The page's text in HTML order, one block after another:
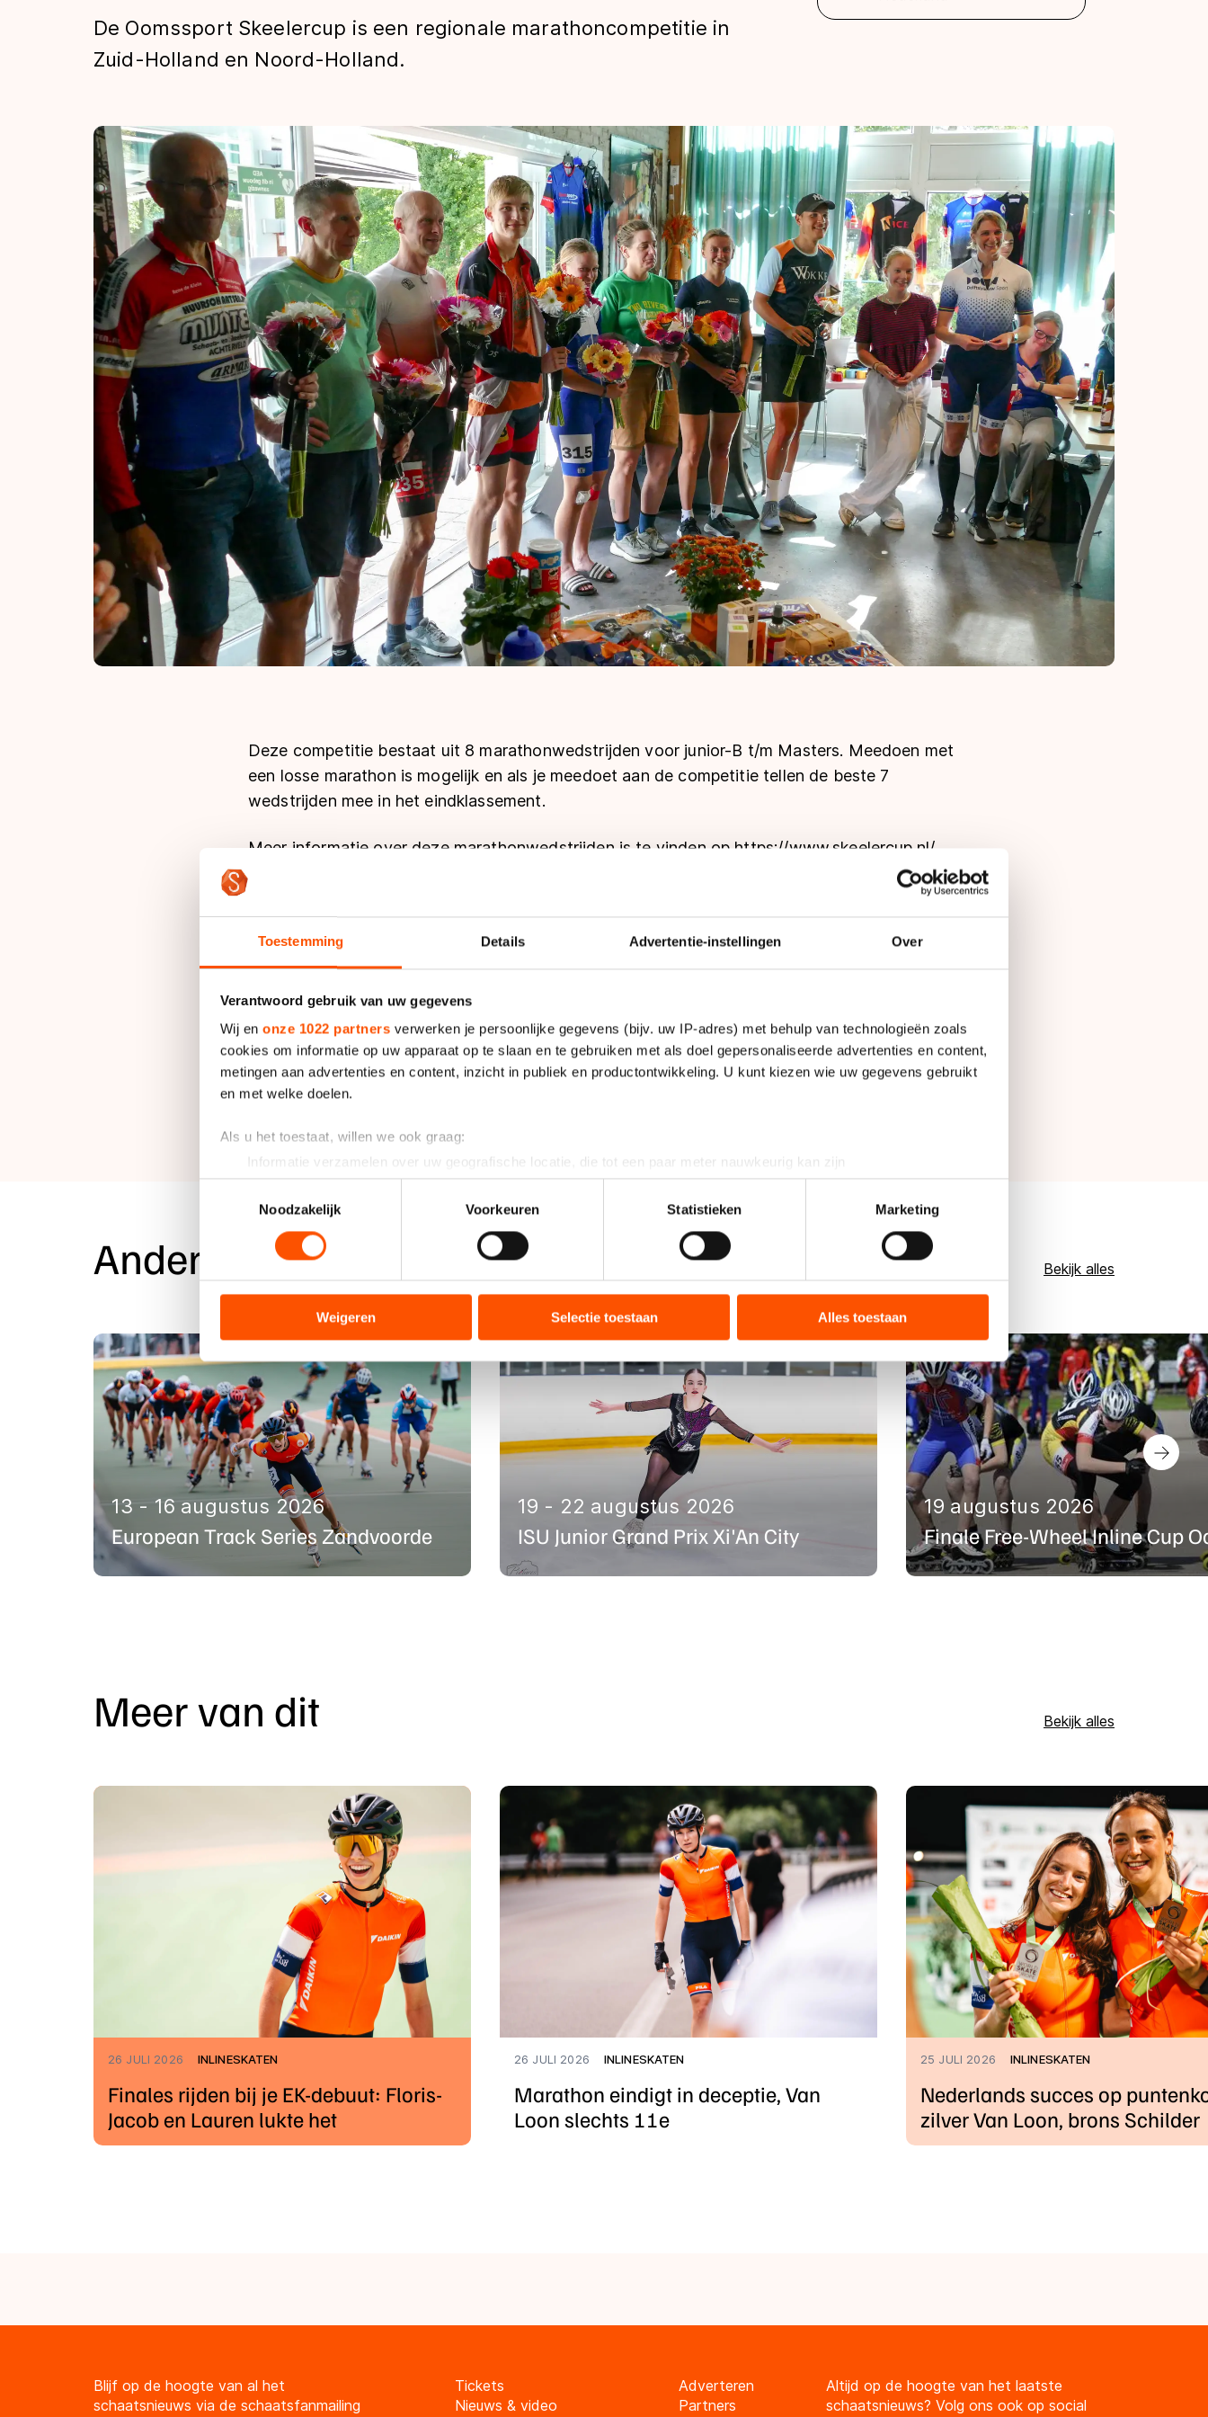
Toestemming Details Advertentie-instellingen Over
Verantwoord gebruik van uw gegevens
Wij en onze 1022 partners verwerken je persoonlijke gegevens (bijv. uw IP-adres) met behulp van technologieën zoals
cookies om informatie op uw apparaat op te slaan en te gebruiken met als doel gepersonaliseerde advertenties en content,
metingen aan advertenties en content, inzicht in publiek en productontwikkeling. U kunt kiezen wie uw gegevens gebruikt
en met welke doelen.
Als u het toestaat, willen we ook graag:
Informatie verzamelen over uw geografische locatie, die tot een paar meter nauwkeurig kan zijn
Uw apparaat identificeren door het actief te scannen op specifieke eigenschappen (fingerprinting)
Lees meer over hoe uw persoonlijke gegevens worden verwerkt en stel uw voorkeuren in het
detailgedeeltein. U kunt uw
toestemming op elk moment wijzigen of intrekken in de Cookieverklaring.
analyseren. We delen informatie over uw gebruik van onze site met onze partners voor social media, advertenties en
analyse. Zij kunnen deze combineren met andere gegevens die u aan hen heeft verstrekt of die zij hebben verzameld via
hun services. Sommige partners kunnen gegevens doorgeven aan landen buiten de EU, zoals de VS, waar mogelijk geen
adequaat beschermingsniveau geldt volgens de GDPR. Door op ‘Toestaan’ te klikken, stemt u in met deze overdracht.
Meer informatie vindt u in onscookiebeleid
Noodzakelijk
Voorkeuren Statistieken Marketing
Weigeren Selectie toestaan Alles toestaan
Tijden & historie
Schaatsfans
Olympische Spelen
De Oomssport Skeelercup is een regionale marathoncompetitie in
Zuid-Holland en Noord-Holland.
Deze competitie bestaat uit 8 marathonwedstrijden voor junior-B t/m Masters. Meedoen met
een losse marathon is mogelijk en als je meedoet aan de competitie tellen de beste 7
wedstrijden mee in het eindklassement.
Meer informatie over deze marathonwedstrijden is te vinden op https://www.skeelercup.nl/
Informatie
Deelnemerslijst
Deelnemers kunnen zich hier inschrijven.
Programma
Andere evenementen Bekijk alles
13 - 16 augustus 2026
European Track Series Zandvoorde
19 - 22 augustus 2026
ISU Junior Grand Prix Xi'An City
19 augustus 2026
Finale Free-Wheel Inline Cup
Meer van dit Bekijk alles
26 JULI 2026 INLINESKATEN
Finales rijden bij je EK-debuut: Floris-
Jacob en Lauren lukte het
26 JULI 2026 INLINESKATEN
Marathon eindigt in deceptie, Van
Loon slechts 11e
25 JULI 2026 INLINESKATEN
Nederlands succes op
zilver Van Loon, brons Schilder
Blijf op de hoogte van al het
schaatsnieuws via de schaatsfanmailing
Tickets
Nieuws & video
Adverteren
Partners
Altijd op de hoogte van het laatste
schaatsnieuws? Volg ons ook op social